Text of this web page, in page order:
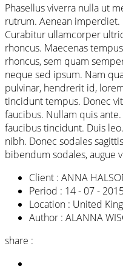
Phasellus viverra nulla ut
rutrum. Aenean imperdiet.
Curabitur ullamcorper
rhoncus. Maecenas
rhoncus, sem quam
neque sed ipsum. Nam
pulvinar, hendrerit id,
tincidunt tempus. Donec
faucibus. Nullam quis
faucibus tincidunt. Duis
nibh. Donec sodales
bibendum sodales, augue
Client : ANNA
Period : 14 - 07 -
Location : United
Author : ALANNA
share :